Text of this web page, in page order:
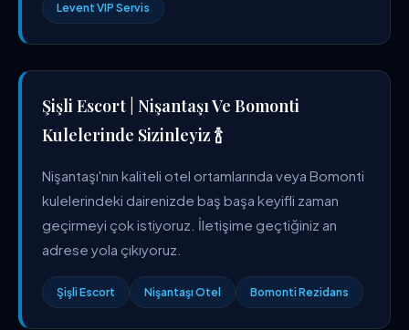
Levent VIP Servis
Şişli Escort | Nişantaşı Ve Bomonti
Kulelerinde Sizinleyiz 🍾
Nişantaşı'nın kaliteli otel ortamlarında veya Bomonti
kulelerindeki dairenizde baş başa keyifli zaman
geçirmeyi çok istiyoruz. İletişime geçtiğiniz an
adrese yola çıkıyoruz.
Şişli Escort Nişantaşı Otel Bomonti Rezidans